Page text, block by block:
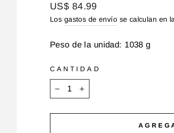
Precio
habitual
US$ 84.99
Los gastos de envío se calculan en
Peso de la unidad: 1038 g
CANTIDAD